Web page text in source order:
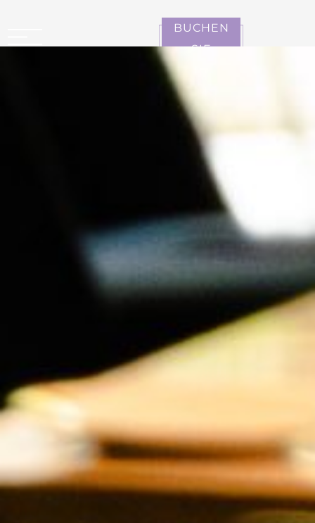
CARCASSONNE LA CITÉ
BUCHEN
SIE